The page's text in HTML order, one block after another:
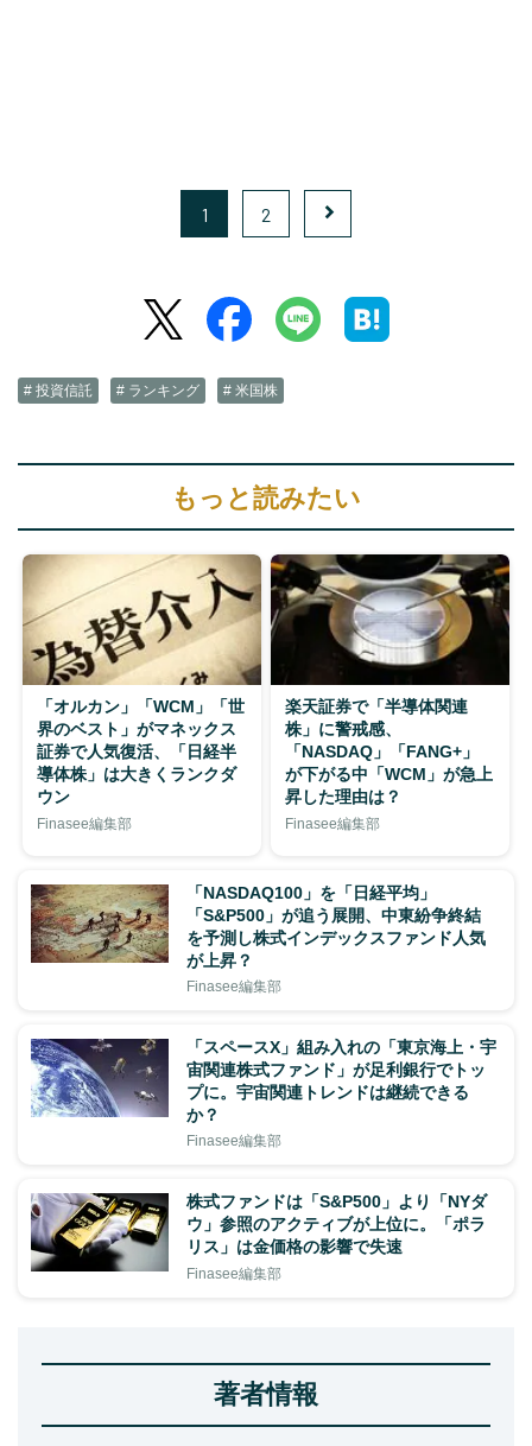
1 2
# 投資信託 # ランキング # 米国株
もっと読みたい
「オルカン」「WCM」「世
界のベスト」がマネックス
証券で人気復活、「日経半
導体株」は大きくランクダ
ウン
Finasee編集部
楽天証券で「半導体関連
株」に警戒感、
「NASDAQ」「FANG+」
が下がる中「WCM」が急上
昇した理由は？
Finasee編集部
「NASDAQ100」を「日経平均」
「S&P500」が追う展開、中東紛争終結
を予測し株式インデックスファンド人気
が上昇？
Finasee編集部
「スペースX」組み入れの「東京海上・宇
宙関連株式ファンド」が足利銀行でトッ
プに。宇宙関連トレンドは継続できる
か？
Finasee編集部
株式ファンドは「S&P500」より「NYダ
ウ」参照のアクティブが上位に。「ポラ
リス」は金価格の影響で失速
Finasee編集部
著者情報